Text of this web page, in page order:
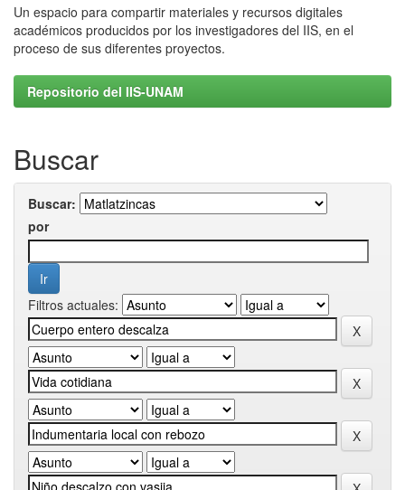
Un espacio para compartir materiales y recursos digitales
académicos producidos por los investigadores del IIS, en el
proceso de sus diferentes proyectos.
Repositorio del IIS-UNAM
Buscar
Buscar:
por
Filtros actuales: